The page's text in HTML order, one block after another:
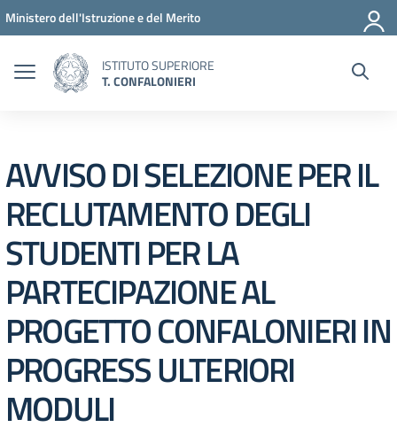
Vai ai contenuti
Vai al menu di navigazione
Vai al footer
Ministero dell'Istruzione e del Merito
ISTITUTO SUPERIORE
T. CONFALONIERI
AVVISO DI SELEZIONE PER IL
RECLUTAMENTO DEGLI
STUDENTI PER LA
PARTECIPAZIONE AL
PROGETTO CONFALONIERI IN
PROGRESS ULTERIORI
MODULI